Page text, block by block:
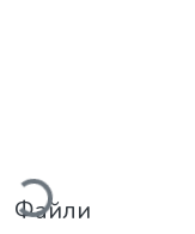
Вантажиться...
Файли